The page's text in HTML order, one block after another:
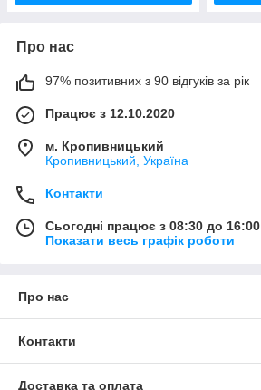
Про нас
97% позитивних з 90 відгуків за рік
Працює з 12.10.2020
м. Кропивницький
Кропивницький, Україна
Контакти
Сьогодні працює з 08:30 до 16:00
Показати весь графік роботи
Про нас
Контакти
Доставка та оплата